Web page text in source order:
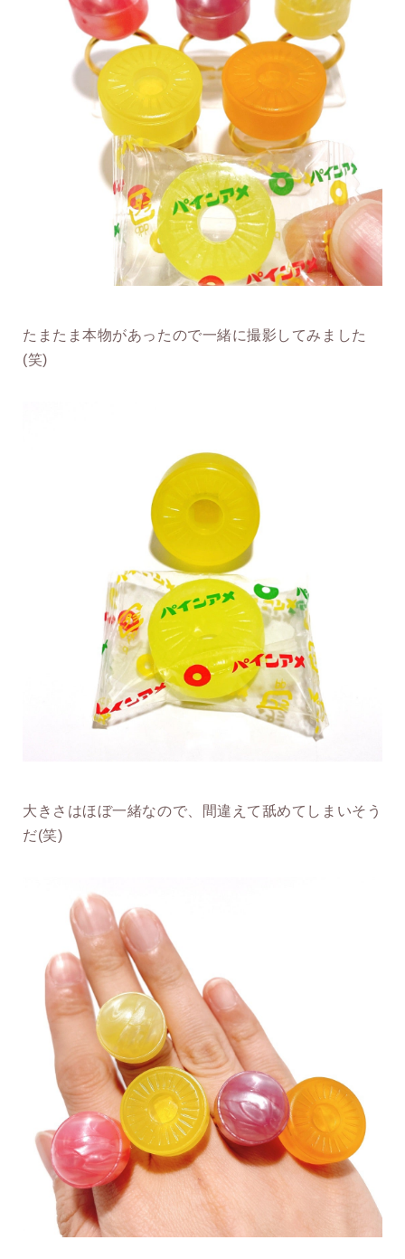
たまたま本物があったので一緒に撮影してみました
(笑)
大きさはほぼ一緒なので、間違えて舐めてしまいそう
だ(笑)